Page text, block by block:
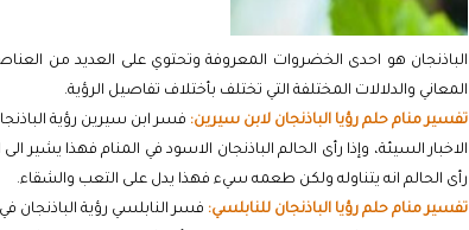
الباذنجان هو احدى الخضروات المعروفة وتحتوي على العديد من
المعاني والدلالات المختلفة التي تختلف بأختلاف تفاصيل الرؤية.
تفسير منام حلم رؤيا الباذنجان لابن سيرين: فسر ابن سيرين رؤية
الاخبار السيئة، وإذا رأى الحالم الباذنجان الاسود في المنام فهذا
رأى الحالم انه يتناوله ولكن طعمه سيء فهذا يدل على التعب والشقاء.
تفسير منام حلم رؤيا الباذنجان للنابلسي: فسر النابلسي رؤية الباذنجان